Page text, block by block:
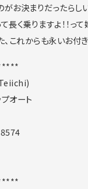
お決まりだったらし
く乗りますよ！！っ
これからも永いお付
オート